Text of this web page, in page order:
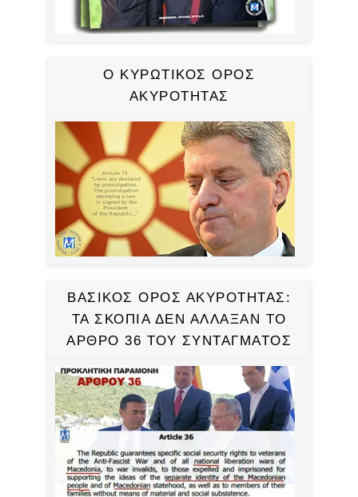
Ο ΚΥΡΩΤΙΚΟΣ ΟΡΟΣ
ΑΚΥΡΟΤΗΤΑΣ
ΒΑΣΙΚΟΣ ΟΡΟΣ ΑΚΥΡΟΤΗΤΑΣ:
ΤΑ ΣΚΟΠΙΑ ΔΕΝ ΑΛΛΑΞΑΝ ΤΟ
ΑΡΘΡΟ 36 ΤΟΥ ΣΥΝΤΑΓΜΑΤΟΣ